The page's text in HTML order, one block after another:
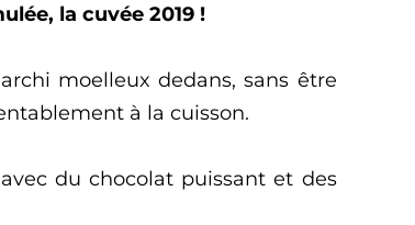
la cuvée 2019 !
moelleux dedans, sans être
à la cuisson.
du chocolat puissant et des